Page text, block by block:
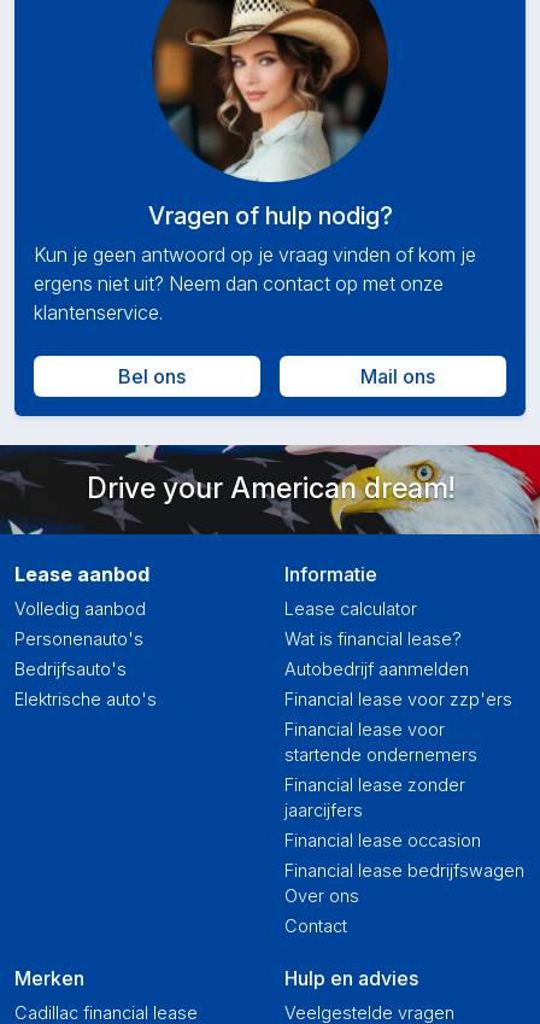
Vragen of hulp nodig?
Kun je geen antwoord op je vraag vinden of kom je
ergens niet uit? Neem dan contact op met onze
klantenservice.
Bel ons Mail ons
Drive your American dream!
Lease aanbod
Volledig aanbod
Personenauto's
Bedrijfsauto's
Elektrische auto's
Merken
Cadillac financial lease
Informatie
Lease calculator
Wat is financial lease?
Autobedrijf aanmelden
Financial lease voor zzp'ers
Financial lease voor
startende ondernemers
Financial lease zonder
jaarcijfers
Financial lease occasion
Financial lease bedrijfswagen
Over ons
Contact
Hulp en advies
Veelgestelde vragen